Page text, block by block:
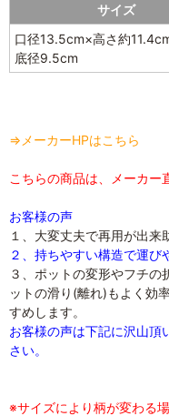
サイズ
口径13.5cm×高さ約
底径9.5cm
⇒メーカーHPはこちら
こちらの商品は、メーカー
お客様の声
１、大変丈夫で再用が出来
２、持ちやすい構造で運び
３、ポットの変形やフチの
ットの滑り(離れ)もよく効
すめします。
お客様の声は下記に沢山頂
さい。
※サイズにより柄が変わる